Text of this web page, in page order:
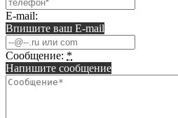
E-mail:
Впишите ваш E-mail
Сообщение: *
Напишите сообщение